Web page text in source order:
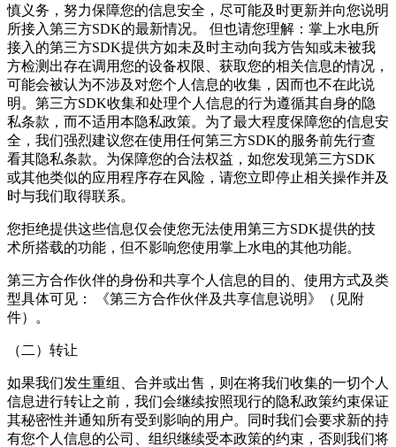
慎义务，努力保障您的信息安全，尽可能及时更新并向您说明
所接入第三方SDK的最新情况。 但也请您理解：掌上水电所
接入的第三方SDK提供方如未及时主动向我方告知或未被我
方检测出存在调用您的设备权限、获取您的相关信息的情况，
可能会被认为不涉及对您个人信息的收集，因而也不在此说
明。第三方SDK收集和处理个人信息的行为遵循其自身的隐
私条款，而不适用本隐私政策。为了最大程度保障您的信息安
全，我们强烈建议您在使用任何第三方SDK的服务前先行查
看其隐私条款。为保障您的合法权益，如您发现第三方SDK
或其他类似的应用程序存在风险，请您立即停止相关操作并及
时与我们取得联系。
您拒绝提供这些信息仅会使您无法使用第三方SDK提供的技
术所搭载的功能，但不影响您使用掌上水电的其他功能。
第三方合作伙伴的身份和共享个人信息的目的、使用方式及类
型具体可见： 《第三方合作伙伴及共享信息说明》（见附
件）。
（二）转让
如果我们发生重组、合并或出售，则在将我们收集的一切个人
信息进行转让之前，我们会继续按照现行的隐私政策约束保证
其秘密性并通知所有受到影响的用户。同时我们会要求新的持
有您个人信息的公司、组织继续受本政策的约束，否则我们将